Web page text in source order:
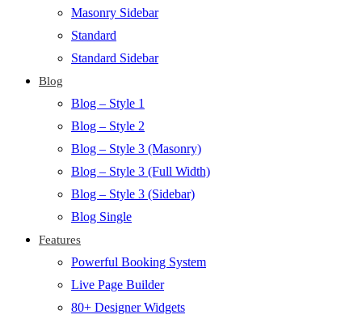
Masonry Sidebar
Standard
Standard Sidebar
Blog
Blog – Style 1
Blog – Style 2
Blog – Style 3 (Masonry)
Blog – Style 3 (Full Width)
Blog – Style 3 (Sidebar)
Blog Single
Features
Powerful Booking System
Live Page Builder
80+ Designer Widgets